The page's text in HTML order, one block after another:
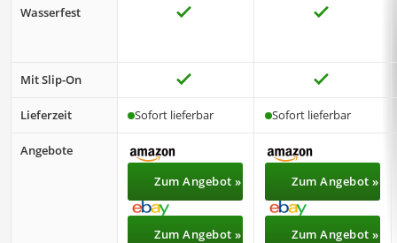
Wasserfest
Mit Slip-On
Lieferzeit Sofort lieferbar Sofort lieferbar
Angebote
Zum Angebot »
Zum Angebot »
Zum Angebot »
Zum Angebot »